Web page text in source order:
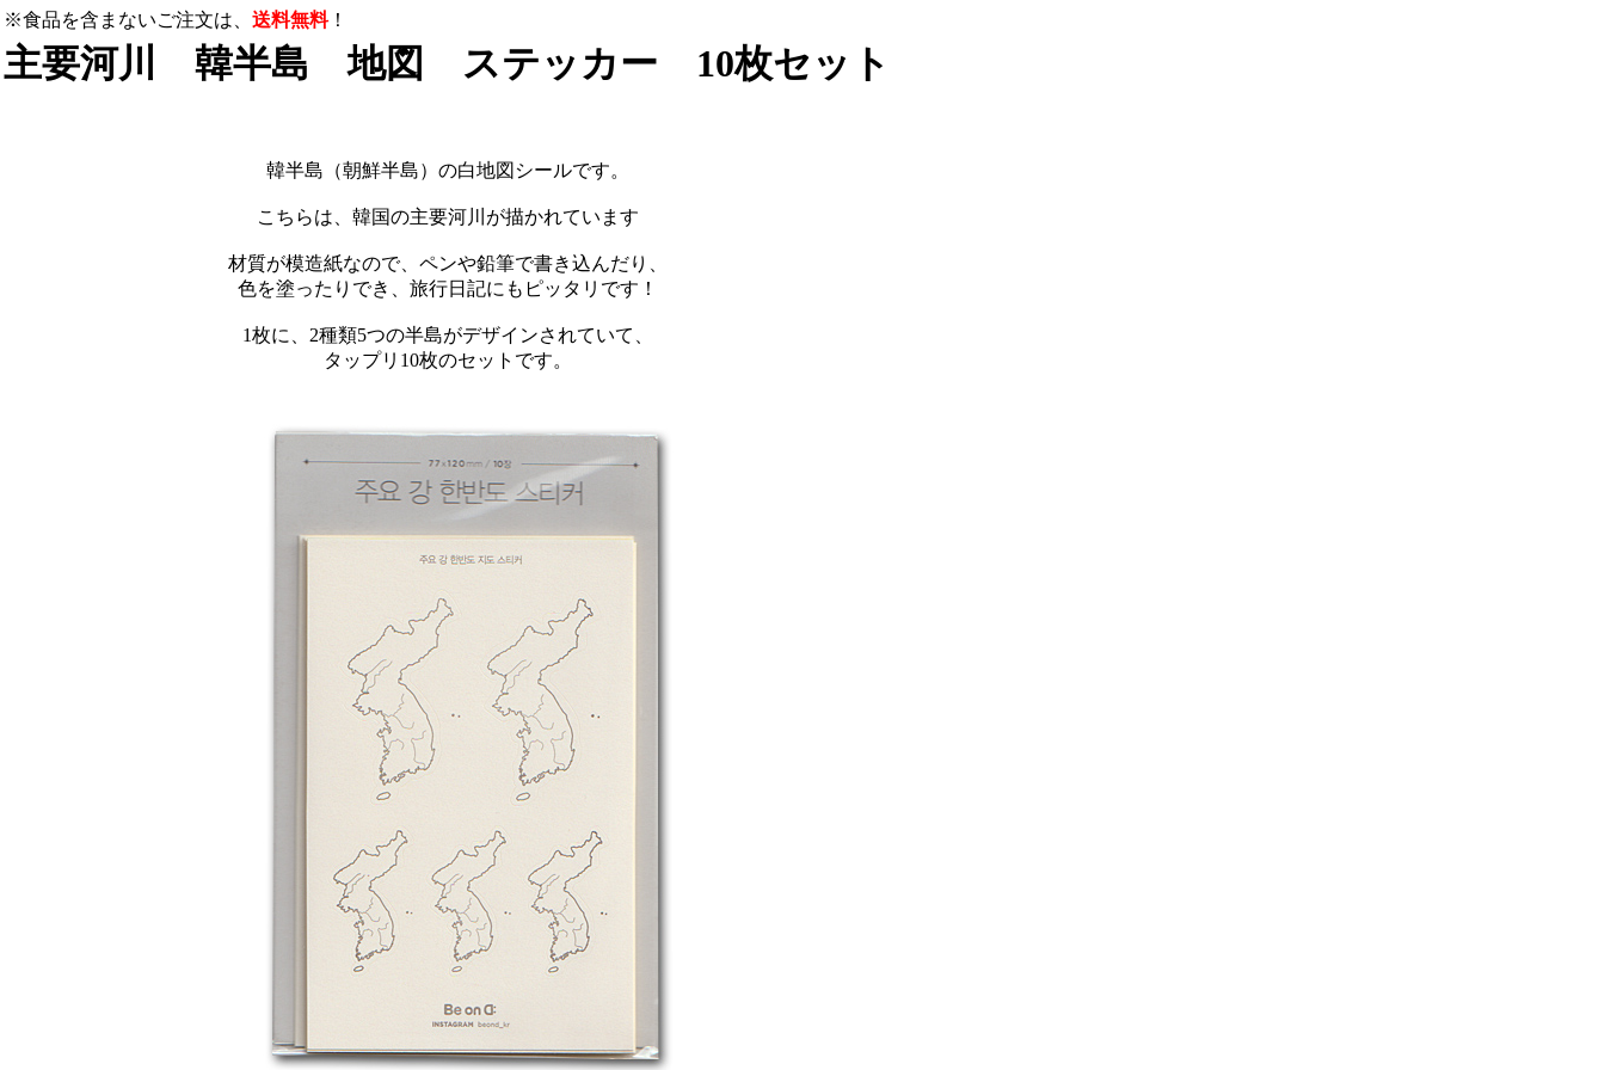
※食品を含まないご注文は、 送料無料！
主要河川 韓半島 地図 ステッカー 10枚セット
韓半島（朝鮮半島）の白地図シールです。
こちらは、韓国の主要河川が描かれています
材質が模造紙なので、ペンや鉛筆で書き込んだり、
色を塗ったりでき、旅行日記にもピッタリです！
1枚に、2種類5つの半島がデザインされていて、
タップリ10枚のセットです。